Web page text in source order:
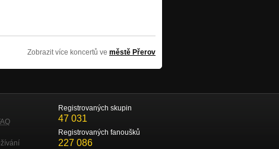
Zobrazit více koncertů ve městě Přerov
Registrovaných skupin
47 031
Registrovaných fanoušků
227 086